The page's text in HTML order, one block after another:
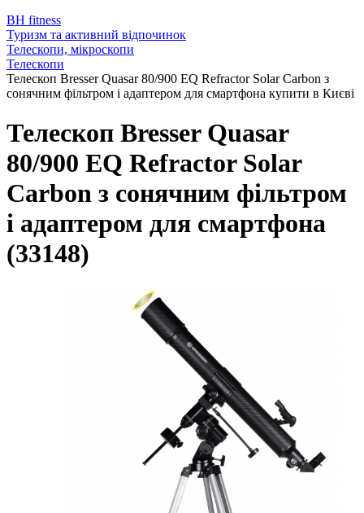
BH fitness
Туризм та активний відпочинок
Телескопи, мікроскопи
Телескопи
Телескоп Bresser Quasar 80/900 EQ Refractor Solar Carbon з
сонячним фільтром і адаптером для смартфона купити в Києві
Телескоп Bresser Quasar
80/900 EQ Refractor Solar
Carbon з сонячним фільтром
і адаптером для смартфона
(33148)